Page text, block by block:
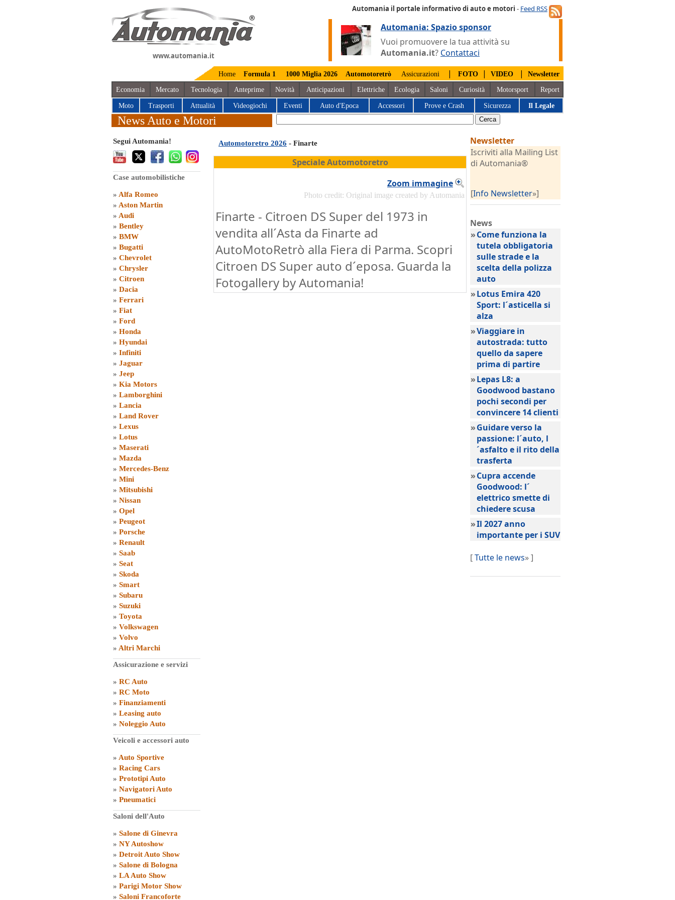
www.automania.it
Automania il portale informativo di auto e motori - Feed RSS
Automania: Spazio sponsor
Vuoi promuovere la tua attività su
Automania.it? Contattaci
Home Formula 1 1000 Miglia 2026 Automotoretrò Assicurazioni | FOTO | VIDEO | Newsletter
Economia Mercato Tecnologia Anteprime Novità Anticipazioni Elettriche Ecologia Saloni Curiosità Motorsport Report
Moto Trasporti Attualità Videogiochi Eventi Auto d'Epoca Accessori Prove e Crash Sicurezza Il Legale
News Auto e Motori
Segui Automania!
Case automobilistiche
» Alfa Romeo
» Aston Martin
» Audi
» Bentley
» BMW
» Bugatti
» Chevrolet
» Chrysler
» Citroen
» Dacia
» Ferrari
» Fiat
» Ford
» Honda
» Hyundai
» Infiniti
» Jaguar
» Jeep
» Kia Motors
» Lamborghini
» Lancia
» Land Rover
» Lexus
» Lotus
» Maserati
» Mazda
» Mercedes-Benz
» Mini
» Mitsubishi
» Nissan
» Opel
» Peugeot
» Porsche
» Renault
» Saab
» Seat
» Skoda
» Smart
» Subaru
» Suzuki
» Toyota
» Volkswagen
» Volvo
» Altri Marchi
Assicurazione e servizi
» RC Auto
» RC Moto
» Finanziamenti
» Leasing auto
» Noleggio Auto
Veicoli e accessori auto
» Auto Sportive
» Racing Cars
» Prototipi Auto
» Navigatori Auto
» Pneumatici
Saloni dell'Auto
» Salone di Ginevra
» NY Autoshow
» Detroit Auto Show
» Salone di Bologna
» LA Auto Show
» Parigi Motor Show
» Saloni Francoforte
Automotoretro 2026 - Finarte
Speciale Automotoretro
Zoom immagine
Photo credit: Original image created by Automania
Finarte - Citroen DS Super del 1973 in
vendita all´Asta da Finarte ad
AutoMotoRetrò alla Fiera di Parma. Scopri
Citroen DS Super auto d´eposa. Guarda la
Fotogallery by Automania!
Newsletter
Iscriviti alla Mailing List
di Automania®
[Info Newsletter»]
News
»Come funziona la
tutela obbligatoria
sulle strade e la
scelta della polizza
auto
»Lotus Emira 420
Sport: l´asticella si
alza
»Viaggiare in
autostrada: tutto
quello da sapere
prima di partire
»Lepas L8: a
Goodwood bastano
pochi secondi per
convincere 14 clienti
»Guidare verso la
passione: l´auto, l
´asfalto e il rito della
trasferta
»Cupra accende
Goodwood: l´
elettrico smette di
chiedere scusa
»Il 2027 anno
importante per i SUV
[Tutte le news» ]